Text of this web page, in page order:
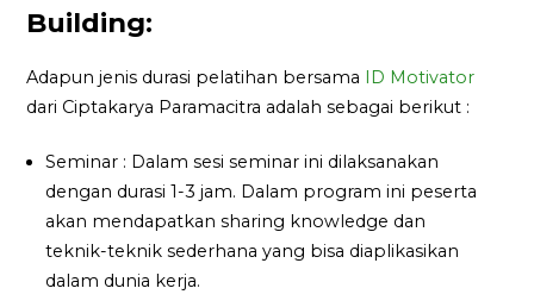
Building:
Adapun jenis durasi pelatihan bersama ID Motivator
dari Ciptakarya Paramacitra adalah sebagai berikut :
Seminar : Dalam sesi seminar ini dilaksanakan
dengan durasi 1-3 jam. Dalam program ini peserta
akan mendapatkan sharing knowledge dan
teknik-teknik sederhana yang bisa diaplikasikan
dalam dunia kerja.